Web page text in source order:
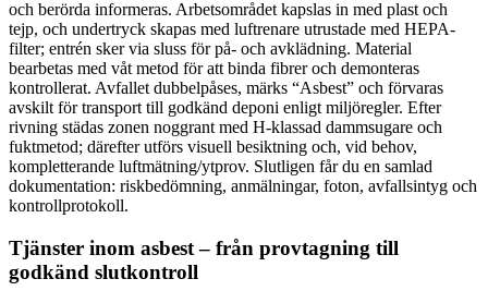
och berörda informeras. Arbetsområdet kapslas in med plast och
tejp, och undertryck skapas med luftrenare utrustade med HEPA-
filter; entrén sker via sluss för på- och avklädning. Material
bearbetas med våt metod för att binda fibrer och demonteras
kontrollerat. Avfallet dubbelpåses, märks “Asbest” och förvaras
avskilt för transport till godkänd deponi enligt miljöregler. Efter
rivning städas zonen noggrant med H-klassad dammsugare och
fuktmetod; därefter utförs visuell besiktning och, vid behov,
kompletterande luftmätning/ytprov. Slutligen får du en samlad
dokumentation: riskbedömning, anmälningar, foton, avfallsintyg och
kontrollprotokoll.
Tjänster inom asbest – från provtagning till
godkänd slutkontroll